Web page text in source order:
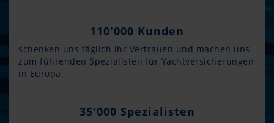
110'000 Kunden
schenken uns täglich ihr Vertrauen und machen uns
zum führenden Spezialisten für Yachtversicherungen
in Europa.
35'000 Spezialisten